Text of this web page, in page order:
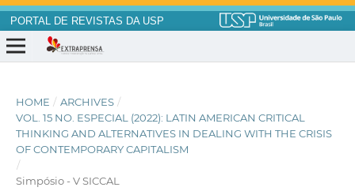
PORTAL DE REVISTAS DA USP
HOME / ARCHIVES /
VOL. 15 NO. ESPECIAL (2022): LATIN AMERICAN CRITICAL
THINKING AND ALTERNATIVES IN DEALING WITH THE CRISIS
OF CONTEMPORARY CAPITALISM
/
Simpósio - V SICCAL